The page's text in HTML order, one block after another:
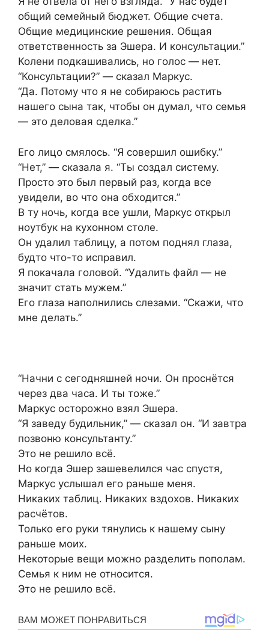
общий семейный бюджет. Общие счета.
Общие медицинские решения. Общая
ответственность за Эшера. И консультации.”
Колени подкашивались, но голос — нет.
“Консультации?” — сказал Маркус.
“Да. Потому что я не собираюсь растить
нашего сына так, чтобы он думал, что семья
— это деловая сделка.”
Его лицо смялось. “Я совершил ошибку.”
“Нет,” — сказала я. “Ты создал систему.
Просто это был первый раз, когда все
увидели, во что она обходится.”
В ту ночь, когда все ушли, Маркус открыл
ноутбук на кухонном столе.
Он удалил таблицу, а потом поднял глаза,
будто что-то исправил.
Я покачала головой. “Удалить файл — не
значит стать мужем.”
Его глаза наполнились слезами. “Скажи, что
мне делать.”
“Начни с сегодняшней ночи. Он проснётся
через два часа. И ты тоже.”
Маркус осторожно взял Эшера.
“Я заведу будильник,” — сказал он. “И завтра
позвоню консультанту.”
Это не решило всё.
Но когда Эшер зашевелился час спустя,
Маркус услышал его раньше меня.
Никаких таблиц. Никаких вздохов. Никаких
расчётов.
Только его руки тянулись к нашему сыну
раньше моих.
Некоторые вещи можно разделить пополам.
Семья к ним не относится.
Это не решило всё.